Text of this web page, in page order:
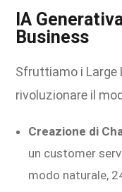
IA
Business
Sfruttiamo i Large
rivoluzionare il
Creazione di
un customer
modo naturale,